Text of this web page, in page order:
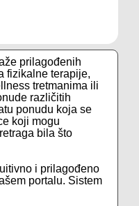
prilagođenih
fizikalne terapije,
tretmanima ili
različitih
ponudu koja se
koji mogu
bila što
i prilagođeno
portalu. Sistem